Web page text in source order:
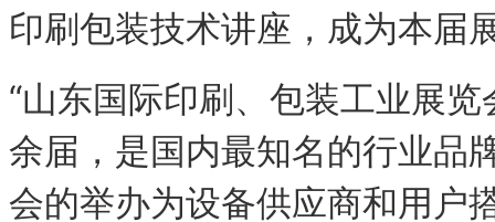
印刷包装技术讲座，成为本届
“山东国际印刷、包装工业展
余届，是国内最知名的行业品
会的举办为设备供应商和用户